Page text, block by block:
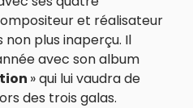
et réalisateur
non plus inaperçu. Il
avec son album
» qui lui vaudra de
des trois galas.